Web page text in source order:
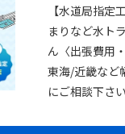
【水道局指定
まりなど水ト
ん〈出張費用
東海/近畿など
にご相談下さ